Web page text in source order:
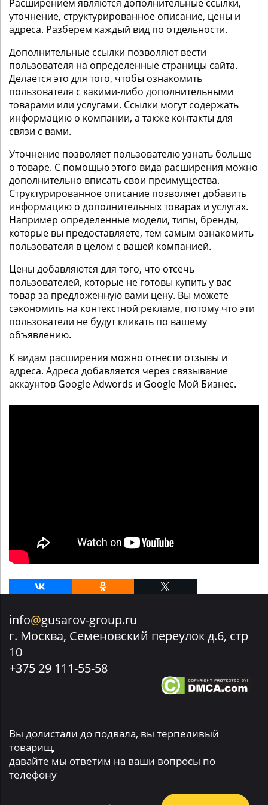
Расширением являются дополнительные ссылки,
уточнение, структурированное описание, цены и
адреса. Разберем каждый вид по отдельности.
Дополнительные ссылки позволяют вести
пользователя на определенные страницы сайта.
Делается это для того, чтобы ознакомить
пользователя с какими-либо дополнительными
товарами или услугами. Ссылки могут содержать
информацию о компании, а также контакты для
связи с вами.
Уточнение позволяет пользователю узнать больше
о товаре. С помощью этого вида расширения можно
дополнительно вписать свои преимущества.
Структурированное описание позволяет добавить
информацию о дополнительных товарах и услугах.
Например определенные модели, типы, бренды,
которые вы предоставляете, тем самым ознакомить
пользователя в целом с вашей компанией.
Цены добавляются для того, что отсечь
пользователей, которые не готовы купить у вас
товар за предложенную вами цену. Вы можете
сэкономить на контекстной рекламе, потому что эти
пользователи не будут кликать по вашему
объявлению.
К видам расширения можно отнести отзывы и
адреса. Адреса добавляется через связывание
аккаунтов Google Adwords и Google Мой Бизнес.
info@gusarov-group.ru
г. Москва, Семеновский переулок д.6, стр
10
+375 29 111-55-58
Вы долистали до подвала, вы терпеливый
товарищ,
давайте мы ответим на ваши вопросы по
телефону